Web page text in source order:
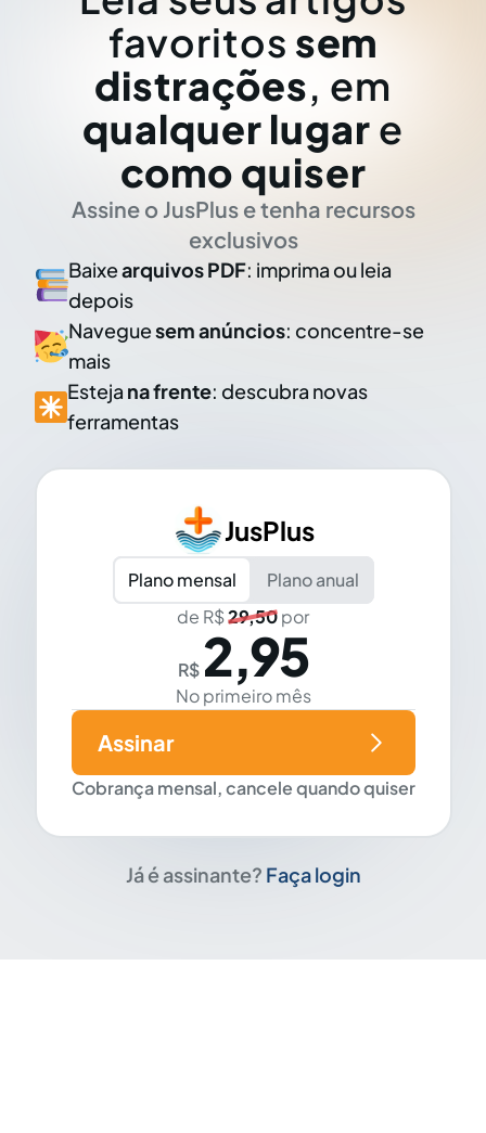
favoritos sem
distrações, em
qualquer lugar e
como quiser
Assine o JusPlus e tenha recursos
exclusivos
Baixearquivos PDF: imprima ou leia
depois
Naveguesem anúncios: concentre-se
mais
Esteja na frente: descubra novas
ferramentas
JusPlus
Plano mensal
Plano anual
de R$29,50por
R$ 2,95
No primeiro mês
Cobrança mensal, cancele quando quiser
Assinar
Já é assinante? Faça login